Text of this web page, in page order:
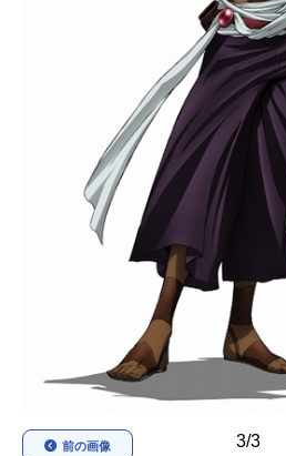
男性声優/女性声優一覧
FOLLOW US
3/3
前の画像